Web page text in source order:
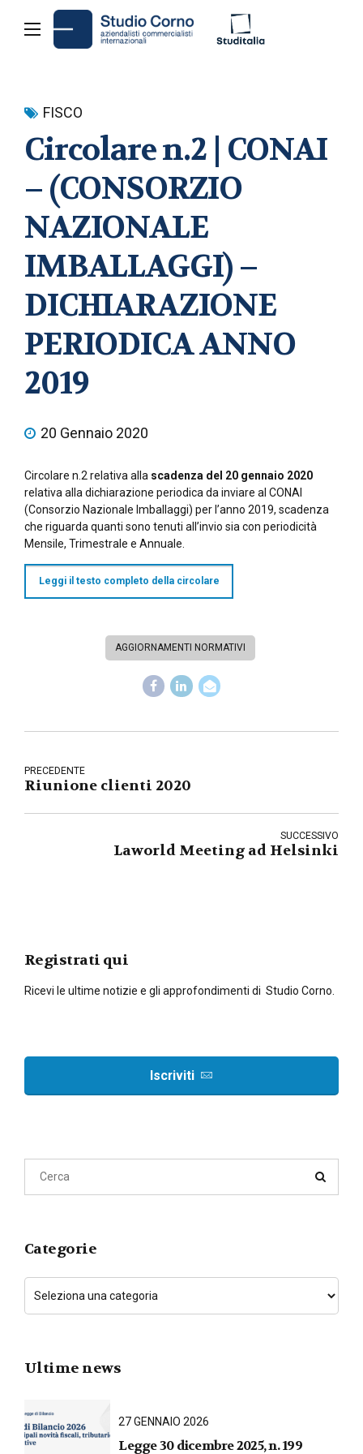
FISCO
Circolare n.2 | CONAI
– (CONSORZIO
NAZIONALE
IMBALLAGGI) –
DICHIARAZIONE
PERIODICA ANNO
2019
20 Gennaio 2020
Circolare n.2 relativa alla scadenza del 20 gennaio 2020
relativa alla dichiarazione periodica da inviare al CONAI
(Consorzio Nazionale Imballaggi) per l’anno 2019, scadenza
che riguarda quanti sono tenuti all’invio sia con periodicità
Mensile, Trimestrale e Annuale.
Leggi il testo completo della circolare
AGGIORNAMENTI NORMATIVI
PRECEDENTE
Riunione clienti 2020
SUCCESSIVO
Laworld Meeting ad Helsinki
Registrati qui
Ricevi le ultime notizie e gli approfondimenti di Studio Corno.
Iscriviti
Categorie
Ultime news
27 GENNAIO 2026
Legge 30 dicembre 2025, n. 199